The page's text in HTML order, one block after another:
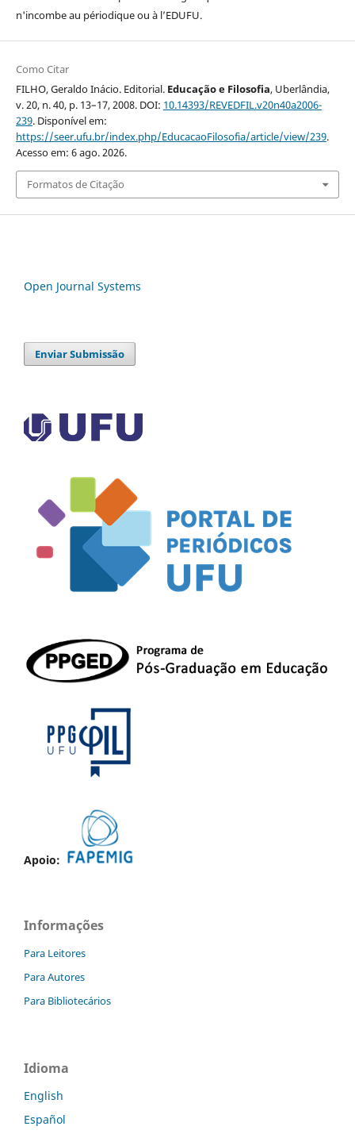
n'incombe au périodique ou à l’EDUFU.
Como Citar
FILHO, Geraldo Inácio. Editorial. Educação e Filosofia, Uberlândia,
v. 20, n. 40, p. 13–17, 2008. DOI: 10.14393/REVEDFIL.v20n40a2006-
239. Disponível em:
https://seer.ufu.br/index.php/EducacaoFilosofia/article/view/239.
Acesso em: 6 ago. 2026.
Formatos de Citação
Open Journal Systems
Enviar Submissão
Apoio:
Informações
Para Leitores
Para Autores
Para Bibliotecários
Idioma
English
Español